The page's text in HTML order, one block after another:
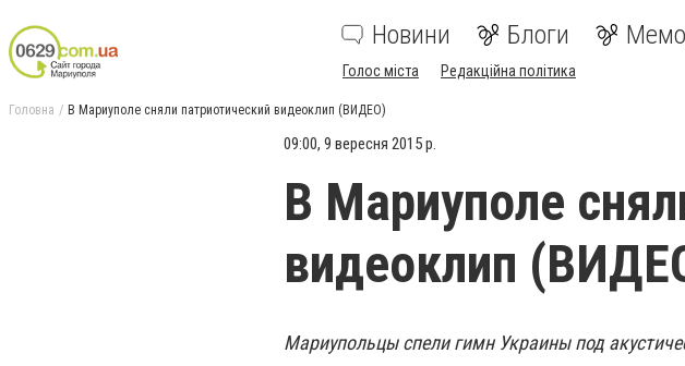
Новини Блоги
Голос міста Редакційна політика
Головна В Мариуполе сняли патриотический видеоклип (ВИДЕО)
09:00, 9 вересня 2015 р.
В Мариуполе
видеоклип
Мариупольцы спели гимн Украины под